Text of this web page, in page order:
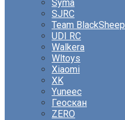
Syma
SJRC
Team BlackSheep
UDI RC
Walkera
Wltoys
Xiaomi
XK
Yuneec
Геоскан
ZERO